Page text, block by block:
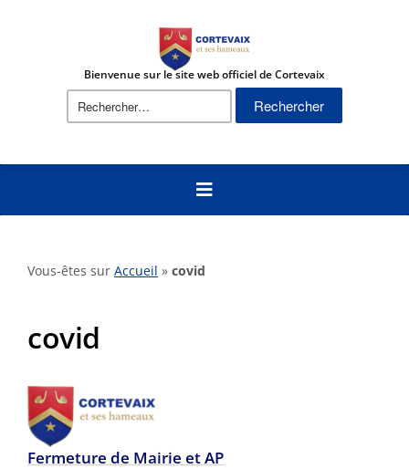
Bienvenue sur le site web officiel de Cortevaix
Rechercher :
Vous-êtes sur Accueil » covid
covid
Fermeture de Mairie et AP